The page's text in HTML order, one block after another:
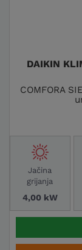
DAIKIN
COMFORA
Jačina
grijanja
4,00 kW